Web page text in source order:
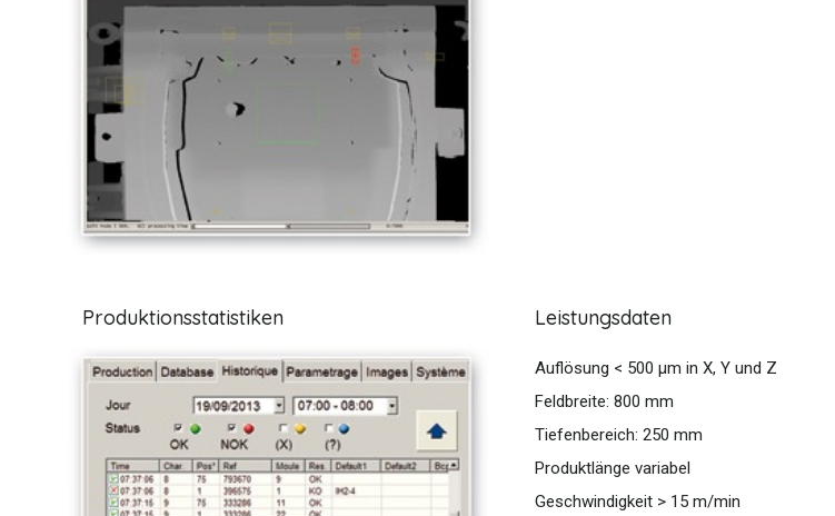
Produktionsstatistiken Leistungsdaten
Auflösung < 500 µm in X, Y und Z
Feldbreite: 800 mm
Tiefenbereich: 250 mm
Produktlänge variabel
Geschwindigkeit > 15 m/min